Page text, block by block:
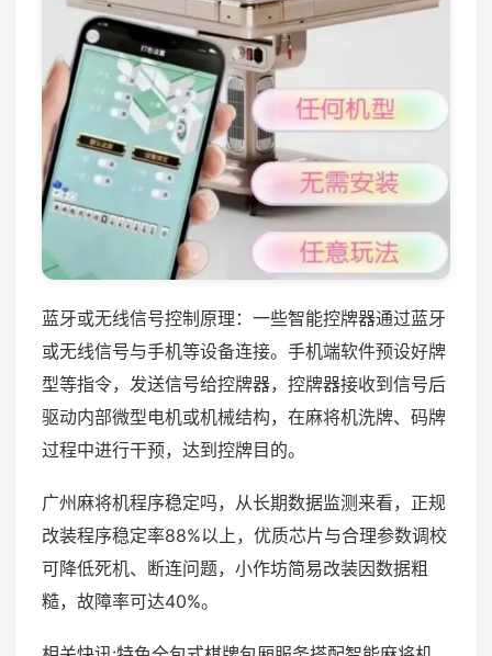
蓝牙或无线信号控制原理：一些智能控牌器通过蓝牙
或无线信号与手机等设备连接。手机端软件预设好牌
型等指令，发送信号给控牌器，控牌器接收到信号后
驱动内部微型电机或机械结构，在麻将机洗牌、码牌
过程中进行干预，达到控牌目的。
广州麻将机程序稳定吗，从长期数据监测来看，正规
改装程序稳定率88%以上，优质芯片与合理参数调校
可降低死机、断连问题，小作坊简易改装因数据粗
糙，故障率可达40%。